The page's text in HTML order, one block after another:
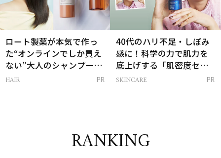
ロート製薬が本気で作っ
た“オンラインでしか買え
ない”大人のシャンプー＆
トリートメントって？
HAIR PR
40代のハリ不足・しぼみ
感に！科学の力で肌力を
底上げする「肌密度セラ
ム」
SKINCARE PR
RANKING